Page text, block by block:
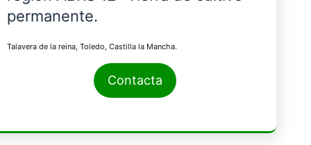
permanente.
Talavera de la reina, Toledo, Castilla la Mancha.
Contacta